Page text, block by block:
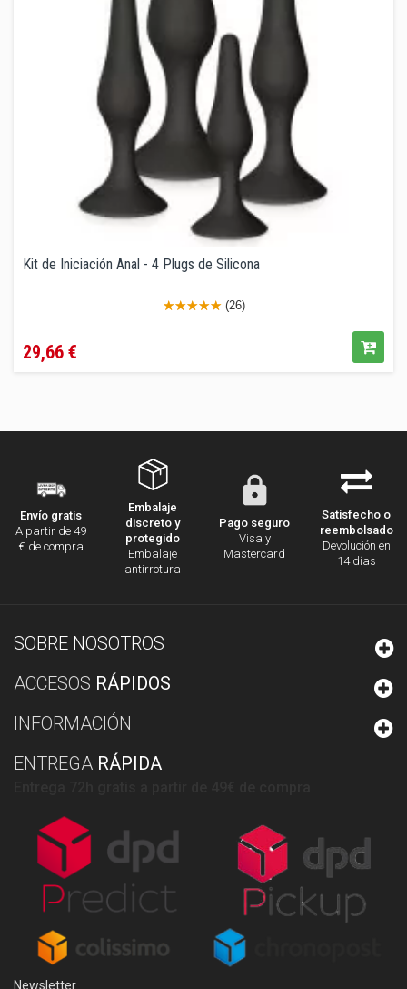
Kit de Iniciación Anal - 4 Plugs de Silicona
(26)
29,66 €
Envío gratis
A partir de 49
€ de compra
Embalaje
discreto y
protegido
Embalaje
antirrotura
Pago seguro
Visa y
Mastercard
Satisfecho o
reembolsado
Devolución en
14 días
SOBRE NOSOTROS
ACCESOS RÁPIDOS
INFORMACIÓN
ENTREGA RÁPIDA
Newsletter